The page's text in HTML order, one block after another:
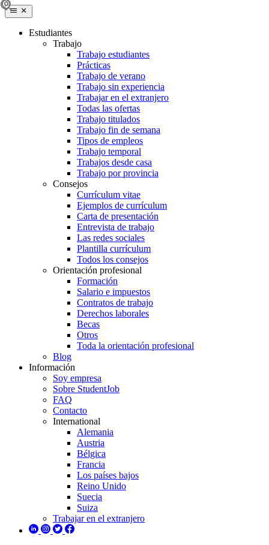
Estudiantes
Trabajo
Trabajo estudiantes
Prácticas
Trabajo de verano
Trabajo sin experiencia
Trabajar en el extranjero
Todas las ofertas
Trabajo titulados
Trabajo fin de semana
Tipos de empleos
Trabajo temporal
Trabajos desde casa
Trabajo por provincia
Consejos
Currículum vitae
Ejemplos de currículum
Carta de presentación
Entrevista de trabajo
Las redes sociales
Plantilla currículum
Todos los consejos
Orientación profesional
Formación
Salario e impuestos
Contratos de trabajo
Derechos laborales
Becas
Otros
Toda la orientación profesional
Blog
Información
Soy empresa
Sobre StudentJob
FAQ
Contacto
International
Alemania
Austria
Bélgica
Francia
Los países bajos
Reino Unido
Suecia
Suiza
Trabajar en el extranjero